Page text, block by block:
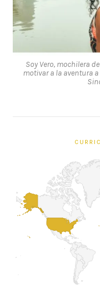
Soy Vero, mochilera
motivar a la aventura